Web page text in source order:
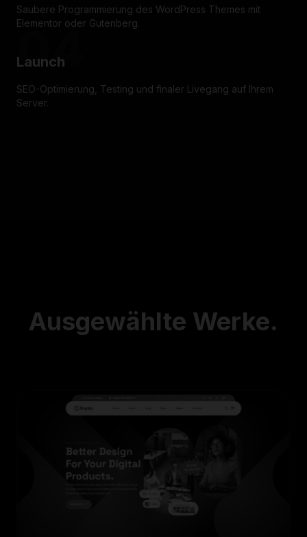
Saubere Programmierung des WordPress Themes mit
Elementor oder Gutenberg.
04
Launch
SEO-Optimierung, Testing und finaler Livegang auf Ihrem
Server.
Ausgewählte Werke.